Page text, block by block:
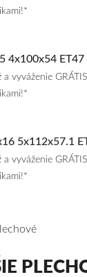
4x100x54 ET47
a vyváženie
5x112x57.1
a vyváženie